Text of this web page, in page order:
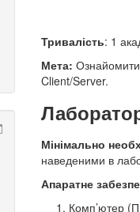
Тривалість: 1
Мета:
Client/Server.
Мінімально
наведеними в
Апаратне
Комп’ютер